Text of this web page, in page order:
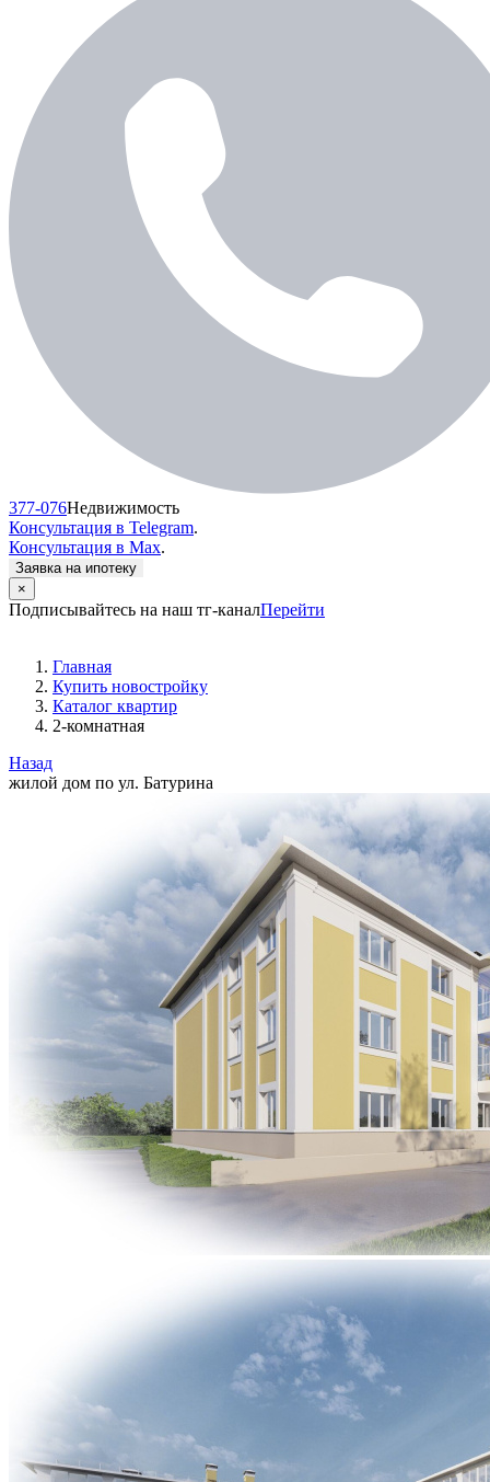
377-076Недвижимость
Консультация в Telegram.
Консультация в Max.
Заявка на ипотеку
×
Подписывайтесь на наш тг-каналПерейти
Главная
Купить новостройку
Каталог квартир
2-комнатная
Назад
жилой дом по ул. Батурина